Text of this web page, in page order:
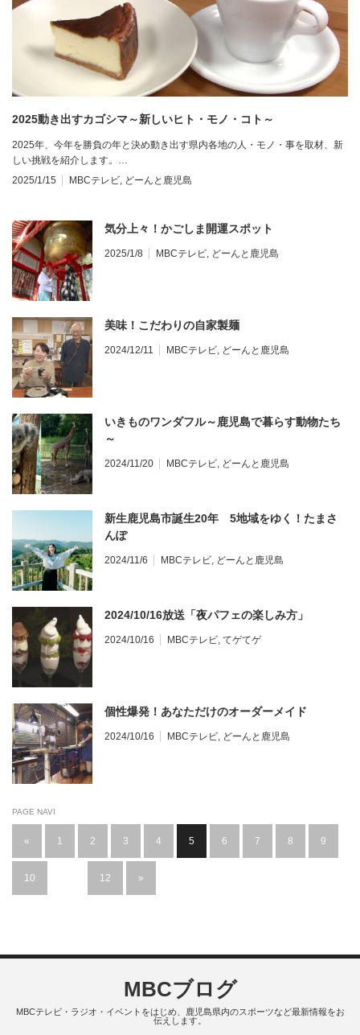
2025動き出すカゴシマ～新しいヒト・モノ・コト～
2025年、今年を勝負の年と決め動き出す県内各地の人・モノ・事を取材、新
しい挑戦を紹介します。…
2025/1/15
MBCテレビ, どーんと鹿児島
気分上々！かごしま開運スポット
2025/1/8 MBCテレビ, どーんと鹿児島
美味！こだわりの自家製麺
2024/12/11 MBCテレビ, どーんと鹿児島
いきものワンダフル～鹿児島で暮らす動物たち
～
2024/11/20 MBCテレビ, どーんと鹿児島
新生鹿児島市誕生20年 5地域をゆく！たまさ
んぽ
2024/11/6 MBCテレビ, どーんと鹿児島
2024/10/16放送「夜パフェの楽しみ方」
2024/10/16 MBCテレビ, てゲてゲ
個性爆発！あなただけのオーダーメイド
2024/10/16 MBCテレビ, どーんと鹿児島
PAGE NAVI
« 1 2 3 4 5 6 7 8 9
10 12 »
MBCブログ
MBCテレビ・ラジオ・イベントをはじめ、鹿児島県内のスポーツなど最新情報をお
伝えします。